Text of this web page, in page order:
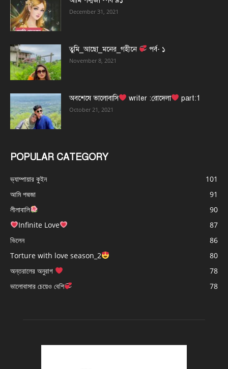
December 31, 2021
তুমি_আছো_মনের_গহীনে পর্ব- ১
November 8, 2021
অবশেষে ভালোবাসি writer :রোদেলা part:1
October 21, 2021
POPULAR CATEGORY
ভ্যাম্পায়ার কুইন
101
আমি পদ্মজা
91
লীলাবালি
90
Infinite Love
87
ভিলেন
86
Torture with love season_2
80
অন্তরালের অনুরাগ
78
ভালোবাসার চেয়েও বেশি
78